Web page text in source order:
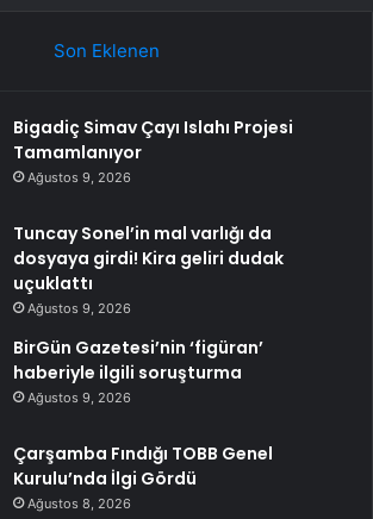
Son Eklenen
Bigadiç Simav Çayı Islahı Projesi
Tamamlanıyor
Ağustos 9, 2026
Tuncay Sonel’in mal varlığı da
dosyaya girdi! Kira geliri dudak
uçuklattı
Ağustos 9, 2026
BirGün Gazetesi’nin ‘figüran’
haberiyle ilgili soruşturma
Ağustos 9, 2026
Çarşamba Fındığı TOBB Genel
Kurulu’nda İlgi Gördü
Ağustos 8, 2026